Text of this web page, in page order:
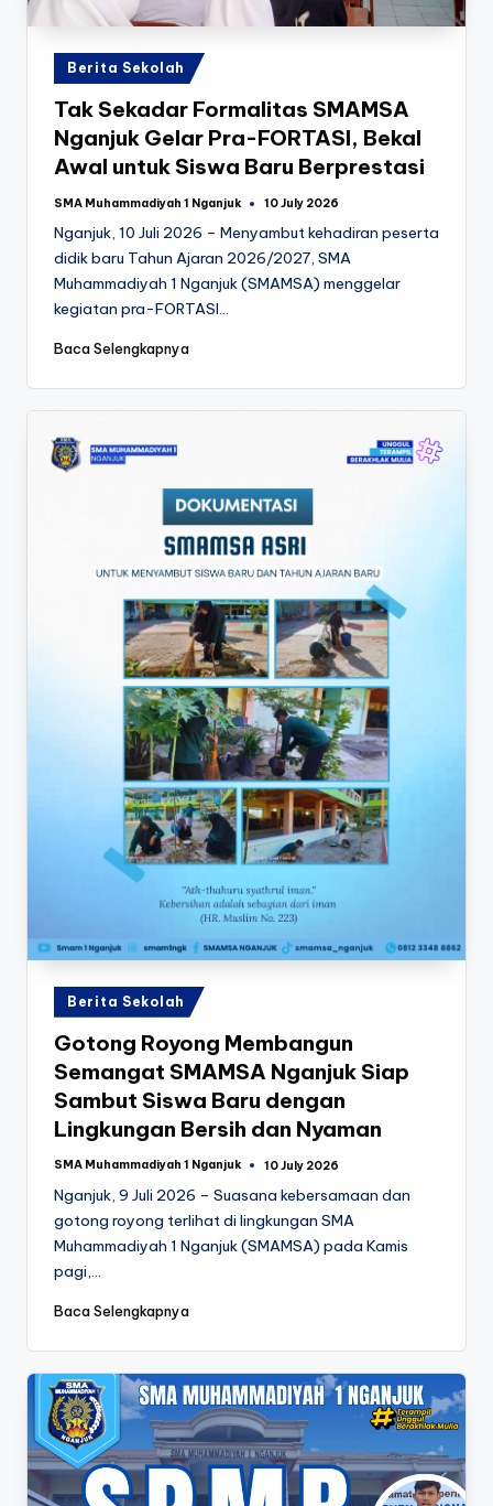
k
Posted
in
Berita Sekolah
Tak Sekadar Formalitas SMAMSA
Nganjuk Gelar Pra-FORTASI, Bekal
Awal untuk Siswa Baru Berprestasi
Posted
SMA Muhammadiyah 1 Nganjuk 10 July 2026
Nganjuk, 10 Juli 2026 – Menyambut kehadiran peserta
didik baru Tahun Ajaran 2026/2027, SMA
Muhammadiyah 1 Nganjuk (SMAMSA) menggelar
kegiatan pra-FORTASI…
Baca Selengkapnya
Posted
in
Berita Sekolah
Gotong Royong Membangun
Semangat SMAMSA Nganjuk Siap
Sambut Siswa Baru dengan
Lingkungan Bersih dan Nyaman
Posted
SMA Muhammadiyah 1 Nganjuk 10 July 2026
Nganjuk, 9 Juli 2026 – Suasana kebersamaan dan
gotong royong terlihat di lingkungan SMA
Muhammadiyah 1 Nganjuk (SMAMSA) pada Kamis
pagi,…
Baca Selengkapnya